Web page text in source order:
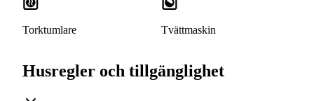
Torktumlare Tvättmaskin
Husregler och tillgänglighet